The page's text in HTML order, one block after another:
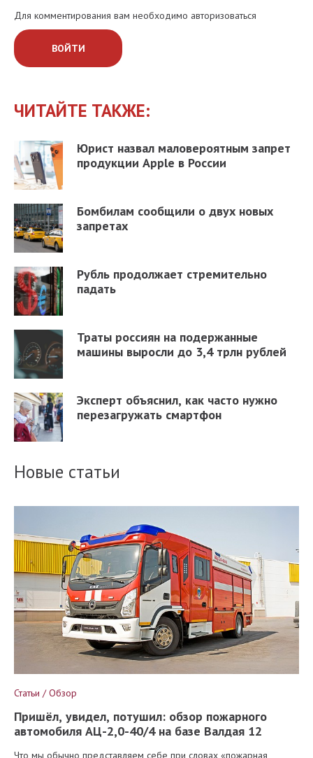
Для комментирования вам необходимо авторизоваться
ВОЙТИ
ЧИТАЙТЕ ТАКЖЕ:
Юрист назвал маловероятным запрет
продукции Apple в России
Бомбилам сообщили о двух новых
запретах
Рубль продолжает стремительно
падать
Траты россиян на подержанные
машины выросли до 3,4 трлн рублей
Эксперт объяснил, как часто нужно
перезагружать смартфон
Новые статьи
Статьи / Обзор
Пришёл, увидел, потушил: обзор пожарного
автомобиля АЦ-2,0-40/4 на базе Валдая 12
Что мы обычно представляем себе при словах «пожарная